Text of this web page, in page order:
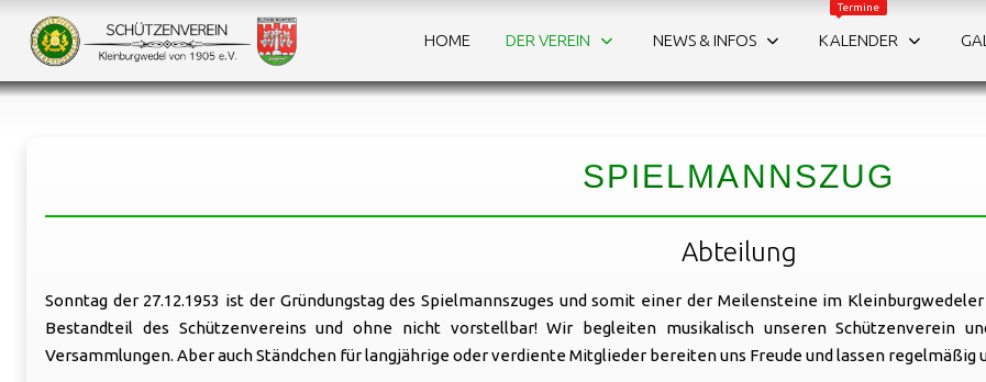
HOME DER VEREIN NEWS & INFOS KALENDER
Termine
Konzentration | Ausdauer |
SPIELMANNSZUG
Abteilung
Sonntag der 27.12.1953 ist der Gründungstag des Spielmannszuges und somit einer der Meilensteine im
Bestandteil des Schützenvereins und ohne nicht vorstellbar! Wir begleiten musikalisch unseren Schützenverein
Versammlungen. Aber auch Ständchen für langjährige oder verdiente Mitglieder bereiten uns Freude und lassen